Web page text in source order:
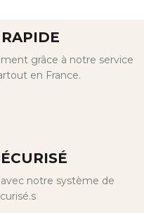
grâce à notre service
en France.
notre système de